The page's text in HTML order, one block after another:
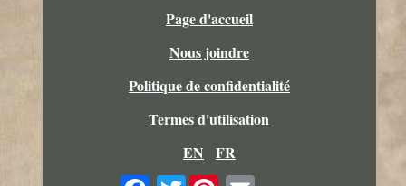
Page d'accueil
Nous joindre
Politique de confidentialité
Termes d'utilisation
EN
FR
Twitter